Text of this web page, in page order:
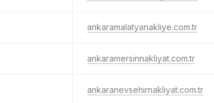
ankaramalatyanakliye.com.tr
ankaramersinnakliyat.com.tr
ankaranevsehirnakliyat.com.tr